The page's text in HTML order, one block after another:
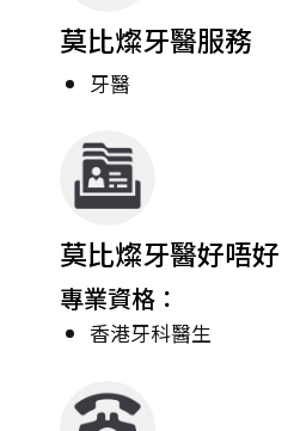
莫比燦牙醫服務
牙醫
莫比燦牙醫好唔好
專業資格：
香港牙科醫生